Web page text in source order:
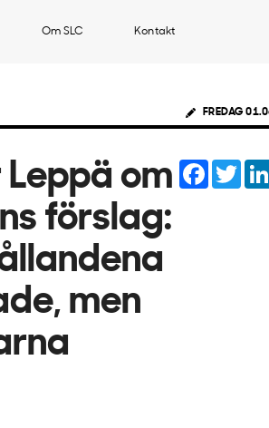
Om SLC Kontakt
FREDAG
Leppä om
förslag:
men